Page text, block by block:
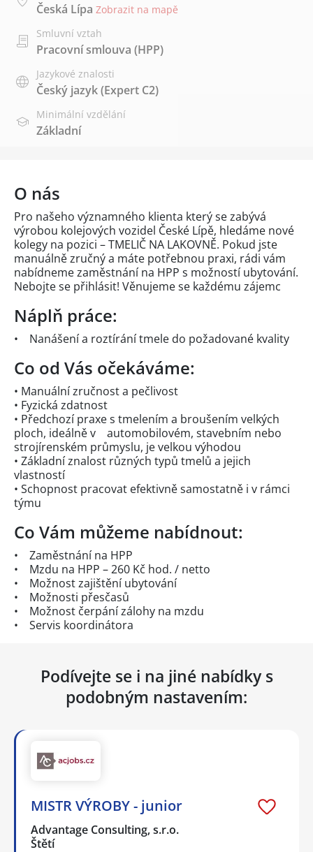
Česká Lípa Zobrazit na mapě
Smluvní vztah
Pracovní smlouva (HPP)
Jazykové znalosti
Český jazyk(Expert C2)
Minimální vzdělání
Základní
O nás
Pro našeho významného klienta který se zabývá
výrobou kolejových vozidel České Lípě, hledáme nové
kolegy na pozici – TMELIČ NA LAKOVNĚ. Pokud jste
manuálně zručný a máte potřebnou praxi, rádi vám
nabídneme zaměstnání na HPP s možností ubytování.
Nebojte se přihlásit! Věnujeme se každému zájemc
Náplň práce:
• Nanášení a roztírání tmele do požadované kvality
Co od Vás očekáváme:
• Manuální zručnost a pečlivost
• Fyzická zdatnost
• Předchozí praxe s tmelením a broušením velkých
ploch, ideálně v automobilovém, stavebním nebo
strojírenském průmyslu, je velkou výhodou
• Základní znalost různých typů tmelů a jejich
vlastností
• Schopnost pracovat efektivně samostatně i v rámci
týmu
Co Vám můžeme nabídnout:
• Zaměstnání na HPP
• Mzdu na HPP – 260 Kč hod. / netto
• Možnost zajištění ubytování
• Možnosti přesčasů
• Možnost čerpání zálohy na mzdu
• Servis koordinátora
Podívejte se i na jiné nabídky s
podobným nastavením:
MISTR VÝROBY - junior
Advantage Consulting, s.r.o.
Štětí